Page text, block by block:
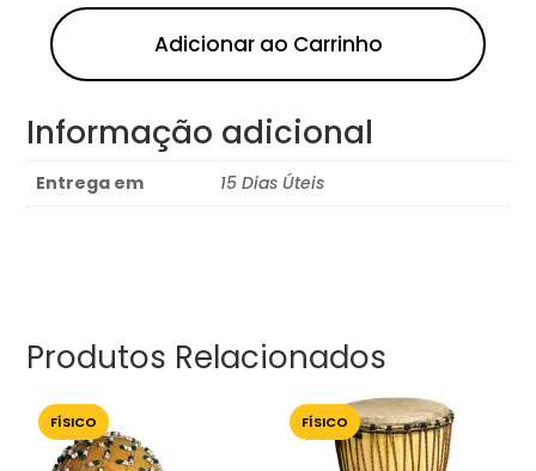
Adicionar ao Carrinho
Informação adicional
Entrega em 15 Dias Úteis
Produtos Relacionados
FÍSICO FÍSICO